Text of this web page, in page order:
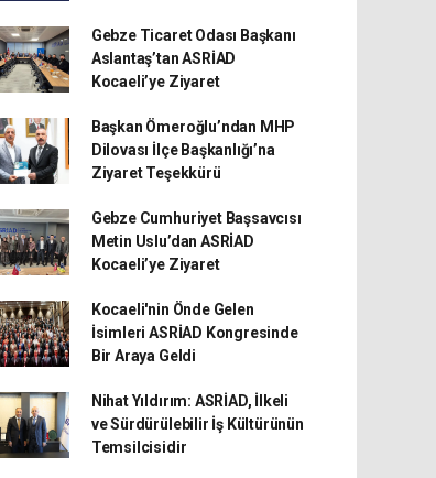
Gebze Ticaret Odası Başkanı
Aslantaş’tan ASRİAD
Kocaeli’ye Ziyaret
Başkan Ömeroğlu’ndan MHP
Dilovası İlçe Başkanlığı’na
Ziyaret Teşekkürü
Gebze Cumhuriyet Başsavcısı
Metin Uslu’dan ASRİAD
Kocaeli’ye Ziyaret
Kocaeli'nin Önde Gelen
İsimleri ASRİAD Kongresinde
Bir Araya Geldi
Nihat Yıldırım: ASRİAD, İlkeli
ve Sürdürülebilir İş Kültürünün
Temsilcisidir